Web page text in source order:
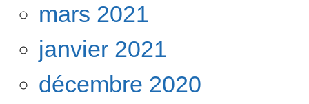
mars 2021
janvier 2021
décembre 2020